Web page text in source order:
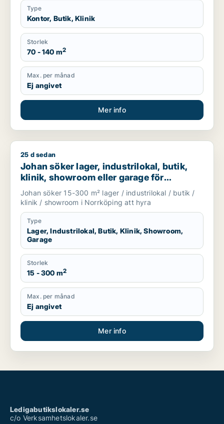
Type
Kontor, Butik, Klinik
Storlek
70 - 140 m2
Max. per månad
Ej angivet
Mer info
Johan söker lager, industrilokal, butik, klinik, showroom
25 d sedan
Johan söker lager, industrilokal, butik,
klinik, showroom eller garage för
uthyrning i Norrköping
Johan söker 15-300 m² lager / industrilokal / butik /
klinik / showroom i Norrköping att hyra
Type
Lager, Industrilokal, Butik, Klinik, Showroom,
Garage
Storlek
15 - 300 m2
Max. per månad
Ej angivet
Mer info
Ledigabutikslokaler.se
c/o Verksamhetslokaler.se